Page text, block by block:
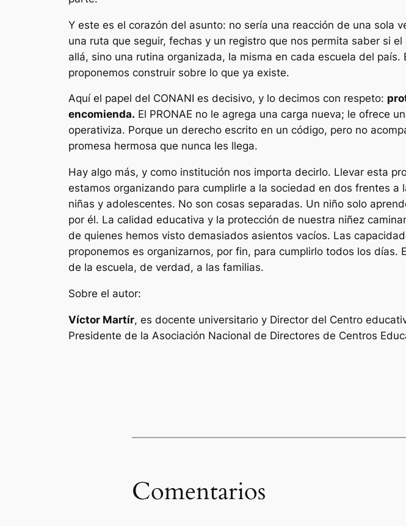
Y este es el corazón del asunto: no sería una reacción de una sola
una ruta que seguir, fechas y un registro que nos permita saber si
allá, sino una rutina organizada, la misma en cada escuela del
proponemos construir sobre lo que ya existe.
Aquí el papel del CONANI es decisivo, y lo decimos con respeto:
encomienda. El PRONAE no le agrega una carga nueva; le ofrece
operativiza. Porque un derecho escrito en un código, pero no
promesa hermosa que nunca les llega.
Hay algo más, y como institución nos importa decirlo. Llevar esta
estamos organizando para cumplirle a la sociedad en dos frentes
niñas y adolescentes. No son cosas separadas. Un niño solo
por él. La calidad educativa y la protección de nuestra niñez
de quienes hemos visto demasiados asientos vacíos. Las
proponemos es organizarnos, por fin, para cumplirlo todos los
de la escuela, de verdad, a las familias.
Sobre el autor:
Víctor Martír, es docente universitario y Director del Centro
Presidente de la Asociación Nacional de Directores de Centros
Comentarios